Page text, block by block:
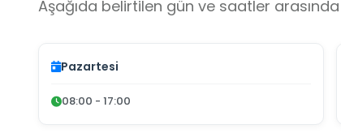
Aşağıda belirtilen gün ve saatler arasında
Pazartesi
08:00 - 17:00